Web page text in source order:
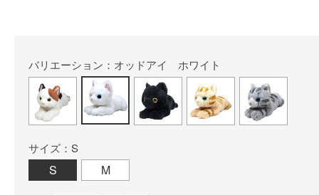
バリエーション：オッドアイ ホワイト
サイズ：S
S M